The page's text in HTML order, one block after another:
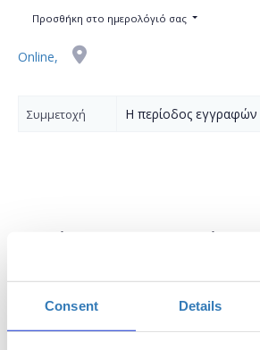
Consent Details
Προσθήκη στο ημερολόγιό σας
Online,
Συμμετοχή Η περίοδος εγγραφών
Τα online σεμινάριαTTS:
Seriesαπευθύνονται